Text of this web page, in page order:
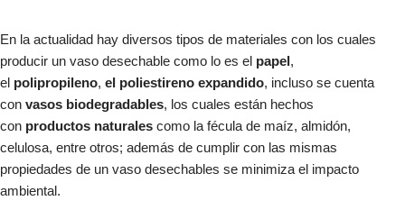
En la actualidad hay diversos tipos de materiales con los cuales
producir un vaso desechable como lo es el papel,
el polipropileno, el poliestireno expandido, incluso se cuenta
con vasos biodegradables, los cuales están hechos
con productos naturales como la fécula de maíz, almidón,
celulosa, entre otros; además de cumplir con las mismas
propiedades de un vaso desechables se minimiza el impacto
ambiental.